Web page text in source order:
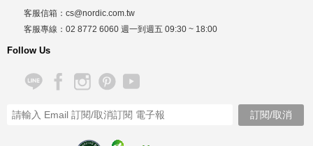
客服信箱： cs@nordic.com.tw
客服專線： 02 8772 6060 週一到週五 09:30 ~ 18:00
Follow Us